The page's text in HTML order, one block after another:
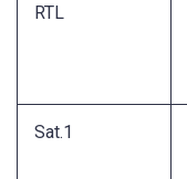
RTL
Sat.1